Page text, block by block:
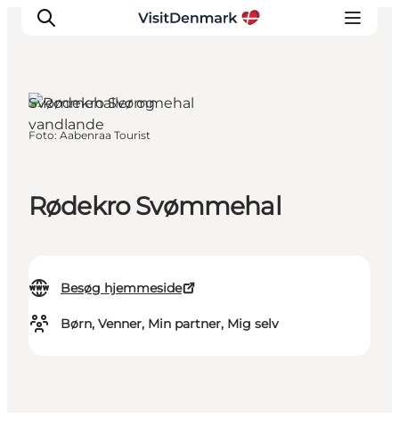
Oplevelser
Rødekro Svømmehal
Besøg hjemmeside
Børn, Venner, Min partner, Mig selv
Svømmehaller og
vandlande
Foto: Aabenraa Tourist